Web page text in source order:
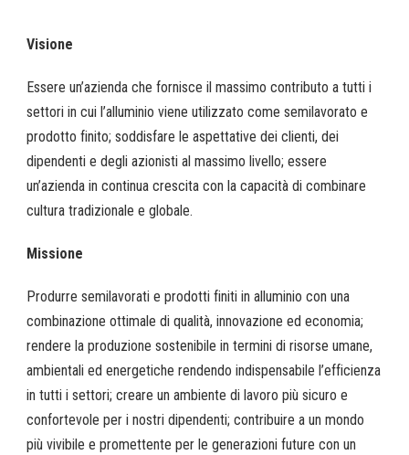
Visione
Essere un’azienda che fornisce il massimo contributo a tutti i
settori in cui l’alluminio viene utilizzato come semilavorato e
prodotto finito; soddisfare le aspettative dei clienti, dei
dipendenti e degli azionisti al massimo livello; essere
un’azienda in continua crescita con la capacità di combinare
cultura tradizionale e globale.
Missione
Produrre semilavorati e prodotti finiti in alluminio con una
combinazione ottimale di qualità, innovazione ed economia;
rendere la produzione sostenibile in termini di risorse umane,
ambientali ed energetiche rendendo indispensabile l’efficienza
in tutti i settori; creare un ambiente di lavoro più sicuro e
confortevole per i nostri dipendenti; contribuire a un mondo
più vivibile e promettente per le generazioni future con un